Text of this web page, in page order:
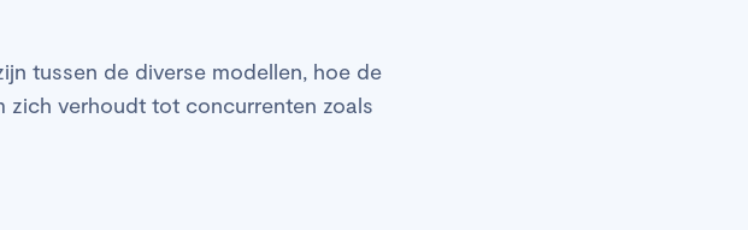
tussen de diverse modellen, hoe de
zich verhoudt tot concurrenten zoals